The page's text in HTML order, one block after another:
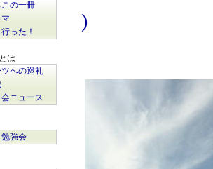
の一冊
った！
は
への巡礼
ニュース
強会
)